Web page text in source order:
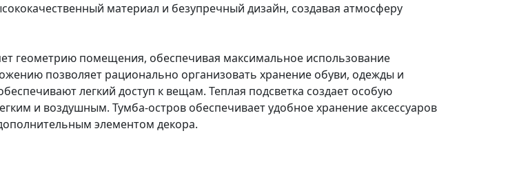
материал и безупречный дизайн, создавая атмосферу
геометрию помещения, обеспечивая максимальное использование
позволяет рационально организовать хранение обуви, одежды и
легкий доступ к вещам. Теплая подсветка создает особую
и воздушным. Тумба-остров обеспечивает удобное хранение аксессуаров
элементом декора.